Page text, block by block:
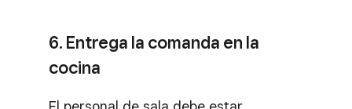
6. Entrega la comanda en la
cocina